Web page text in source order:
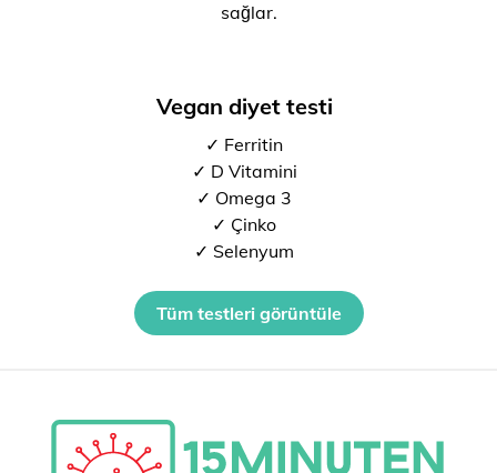
sağlar.
Vegan diyet testi
✓ Ferritin
✓ D Vitamini
✓ Omega 3
✓ Çinko
✓ Selenyum
Tüm testleri görüntüle